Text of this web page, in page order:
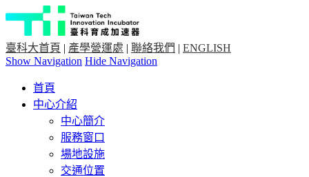
臺科大首頁 | 產學營運處 | 聯絡我們 | ENGLISH
Show Navigation Hide Navigation
首頁
中心介紹
中心簡介
服務窗口
場地設施
交通位置